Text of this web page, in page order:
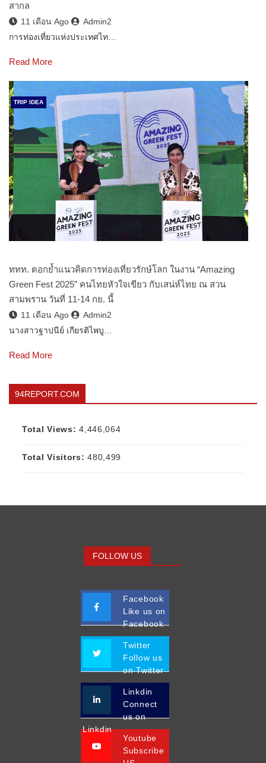
สากล
11 เดือน Ago
Admin2
การท่องเที่ยวแห่งประเทศไท…
Read More
TRIP IDEA
ททท. ตอกย้ำแนวคิดการท่องเที่ยวรักษ์โลก ในงาน “Amazing
Green Fest 2025” คนไทยหัวใจเขียว กับเสน่ห์ไทย ณ สวน
สามพราน วันที่ 11-14 กย. นี้
11 เดือน Ago
Admin2
นางสาวฐาปนีย์ เกียรติไพบู…
Read More
94REPORT.COM
Total Views:4,446,064
Total Visitors:480,499
FOLLOW US
Facebook
Like us on
Facebook
Twitter
Follow us
on Twitter
Linkdin
Connect
us on
Linkdin
Youtube
Subscribe